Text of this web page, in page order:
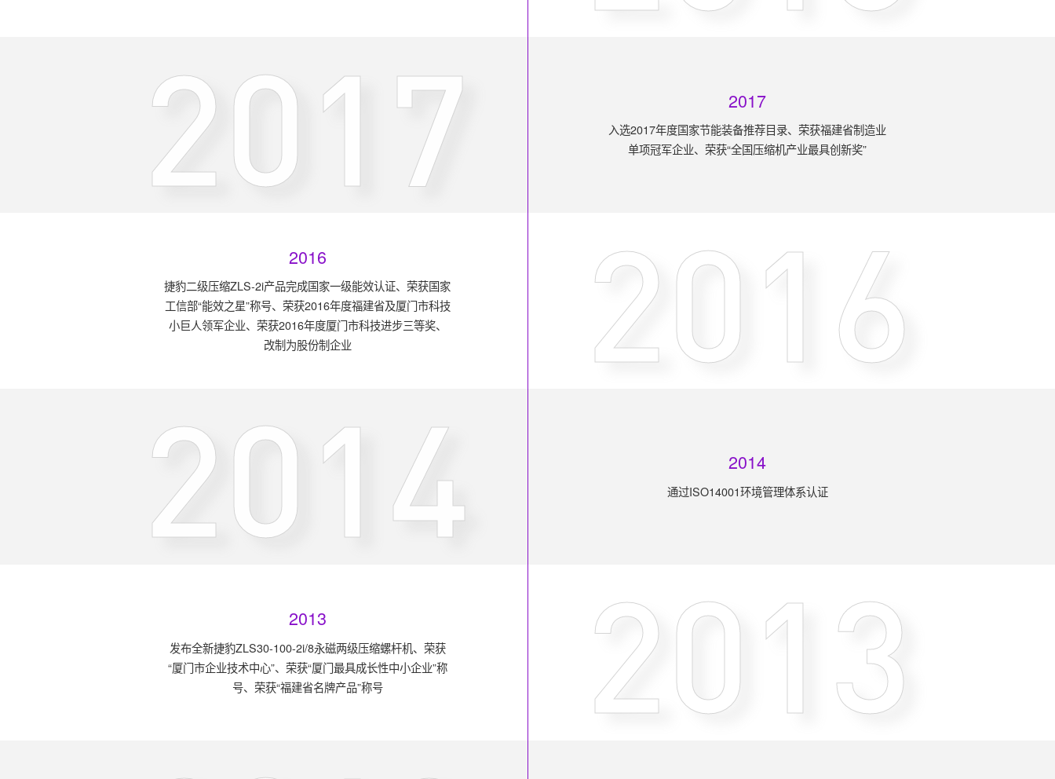
2017
入选2017年度国家节能装备推荐目录、荣获福建省制造业
单项冠军企业、荣获“全国压缩机产业最具创新奖”
2017
2016
捷豹二级压缩ZLS-2i产品完成国家一级能效认证、荣获国家
工信部“能效之星”称号、荣获2016年度福建省及厦门市科技
小巨人领军企业、荣获2016年度厦门市科技进步三等奖、
改制为股份制企业
2016
2014
通过ISO14001环境管理体系认证
2014
2013
发布全新捷豹ZLS30-100-2i/8永磁两级压缩螺杆机、荣获
“厦门市企业技术中心”、荣获“厦门最具成长性中小企业”称
号、荣获“福建省名牌产品”称号
2013